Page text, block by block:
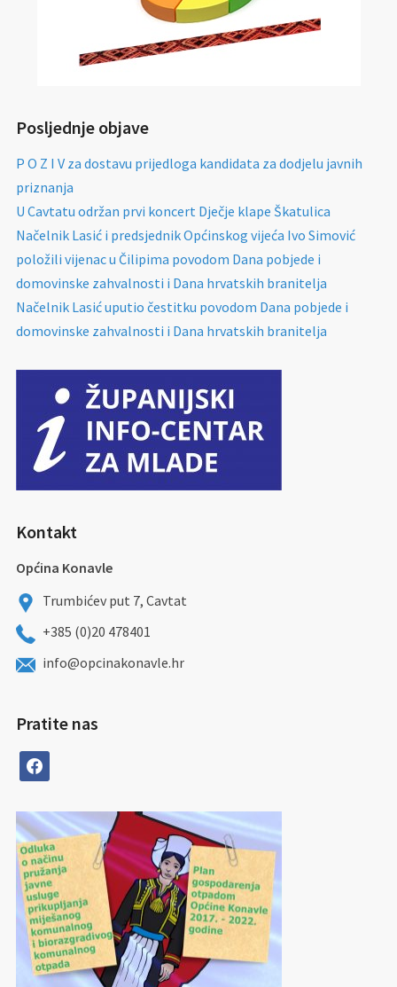
Posljednje objave
P O Z I V za dostavu prijedloga kandidata za dodjelu javnih
priznanja
U Cavtatu održan prvi koncert Dječje klape Škatulica
Načelnik Lasić i predsjednik Općinskog vijeća Ivo Simović
položili vijenac u Čilipima povodom Dana pobjede i
domovinske zahvalnosti i Dana hrvatskih branitelja
Načelnik Lasić uputio čestitku povodom Dana pobjede i
domovinske zahvalnosti i Dana hrvatskih branitelja
Kontakt
Općina Konavle
Trumbićev put 7, Cavtat
+385 (0)20 478401
info@opcinakonavle.hr
Pratite nas
facebook